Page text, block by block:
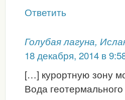
Ответить
Голубая лагуна,
18 декабря, 2014 в
[…] курортную зону
Вода